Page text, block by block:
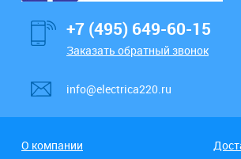
+7 (495) 649-60-15
Заказать обратный звонок
info@electrica220.ru
О компании